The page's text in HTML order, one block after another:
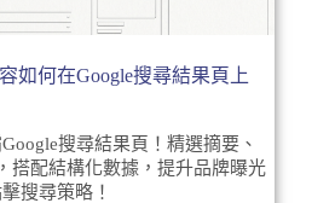
如何在Google搜尋結果頁上
搜尋結果頁！精選摘要、
搭配結構化數據，提升品牌曝光
搜尋策略！